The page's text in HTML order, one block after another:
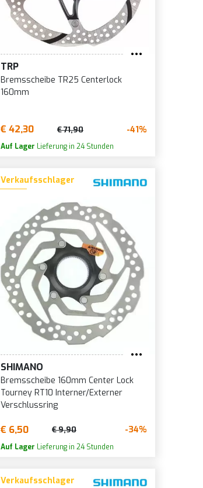
TRP
Bremsscheibe TR25 Centerlock
160mm
€ 42,30 € 71,90 -41%
Auf Lager Lieferung in 24 Stunden
Verkaufsschlager
SHIMANO
Bremsscheibe 160mm Center Lock
Tourney RT10 Interner/Externer
Verschlussring
€ 6,50 € 9,90 -34%
Auf Lager Lieferung in 24 Stunden
Verkaufsschlager